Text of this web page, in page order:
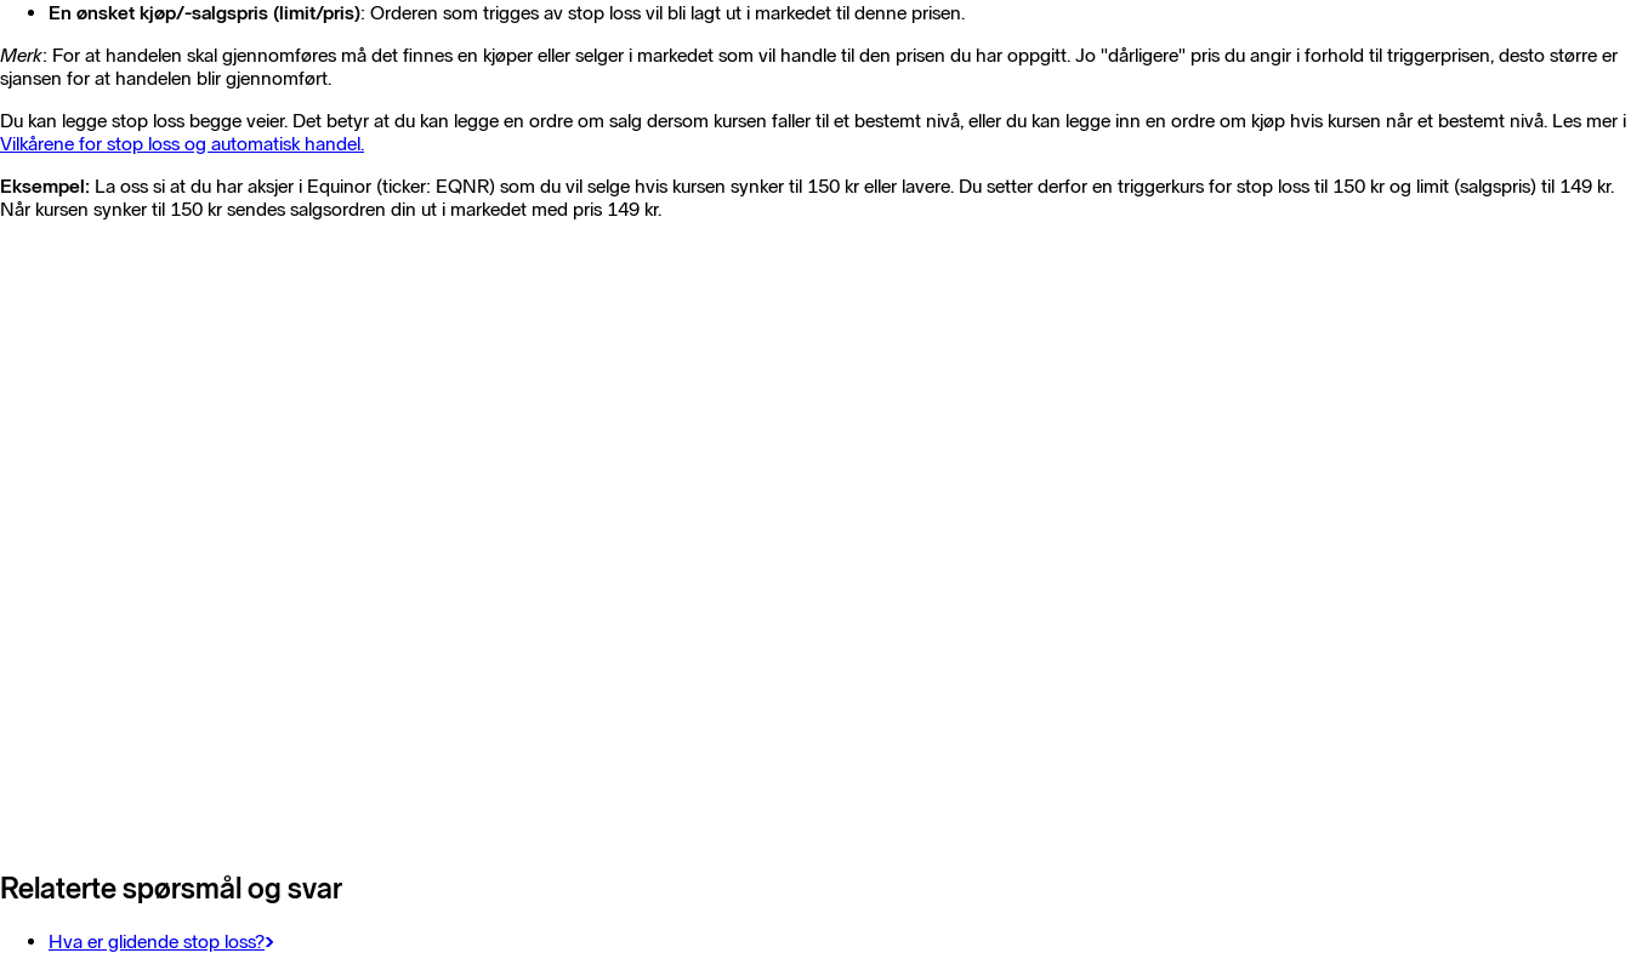
En ønsket kjøp/-salgspris (limit/pris): Orderen som trigges av stop loss vil bli lagt ut i markedet til denne prisen.
Merk: For at handelen skal gjennomføres må det finnes en kjøper eller selger i markedet som vil handle til den prisen du har oppgitt. Jo "dårligere" pris du angir i forhold til triggerprisen, desto større er
sjansen for at handelen blir gjennomført.
Du kan legge stop loss begge veier. Det betyr at du kan legge en ordre om salg dersom kursen faller til et bestemt nivå, eller du kan legge inn en ordre om kjøp hvis kursen når et bestemt nivå. Les mer i
Vilkårene for stop loss og automatisk handel.
Eksempel: ​La oss si at du har aksjer i Equinor (ticker: EQNR) som du vil selge hvis kursen synker til 150 kr eller lavere. Du setter derfor en triggerkurs for stop loss til 150 kr og limit (salgspris) til 149 kr.
Når kursen synker til 150 kr sendes salgsordren din ut i markedet med pris 149 kr.
Relaterte spørsmål og svar
Hva er glidende stop loss?